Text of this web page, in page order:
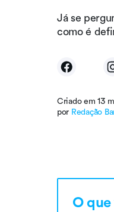
Já se
como é
Criado em 13
por Redação
O